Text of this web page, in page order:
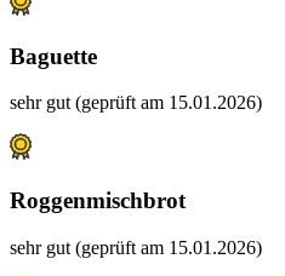
Baguette
sehr gut (geprüft am 15.01.2026)
Roggenmischbrot
sehr gut (geprüft am 15.01.2026)